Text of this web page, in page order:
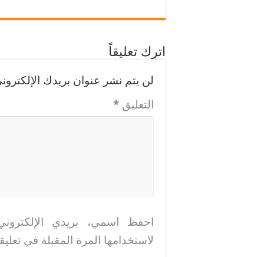
اترك تعليقاً
لن يتم نشر عنوان بريدك
التعليق *
احفظ اسمي، بريدي
لاستخدامها المرة المقبلة في